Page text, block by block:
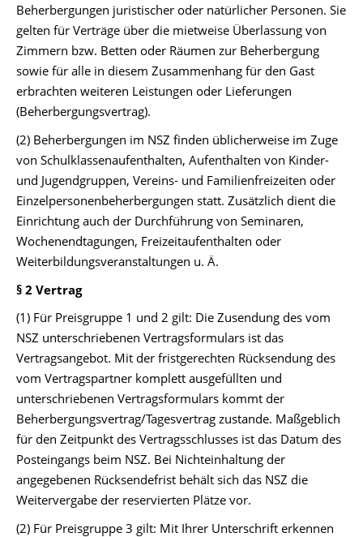
Beherbergungen juristischer oder natürlicher Personen. Sie
gelten für Verträge über die mietweise Überlassung von
Zimmern bzw. Betten oder Räumen zur Beherbergung
sowie für alle in diesem Zusammenhang für den Gast
erbrachten weiteren Leistungen oder Lieferungen
(Beherbergungsvertrag).
(2) Beherbergungen im NSZ finden üblicherweise im Zuge
von Schulklassenaufenthalten, Aufenthalten von Kinder-
und Jugendgruppen, Vereins- und Familienfreizeiten oder
Einzelpersonenbeherbergungen statt. Zusätzlich dient die
Einrichtung auch der Durchführung von Seminaren,
Wochenendtagungen, Freizeitaufenthalten oder
Weiterbildungsveranstaltungen u. Ä.
§ 2 Vertrag
(1) Für Preisgruppe 1 und 2 gilt: Die Zusendung des vom
NSZ unterschriebenen Vertragsformulars ist das
Vertragsangebot. Mit der fristgerechten Rücksendung des
vom Vertragspartner komplett ausgefüllten und
unterschriebenen Vertragsformulars kommt der
Beherbergungsvertrag/Tagesvertrag zustande. Maßgeblich
für den Zeitpunkt des Vertragsschlusses ist das Datum des
Posteingangs beim NSZ. Bei Nichteinhaltung der
angegebenen Rücksendefrist behält sich das NSZ die
Weitervergabe der reservierten Plätze vor.
(2) Für Preisgruppe 3 gilt: Mit Ihrer Unterschrift erkennen